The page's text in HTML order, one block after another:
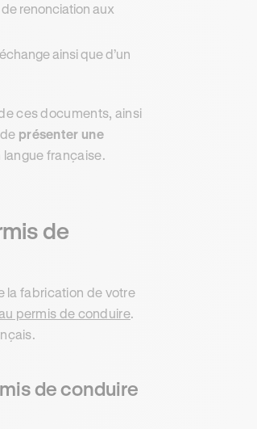
de renonciation aux
ainsi que d’un
ces documents, ainsi
présenter une
française.
de
la fabrication de votre
permis de conduire.
de conduire
vos Options